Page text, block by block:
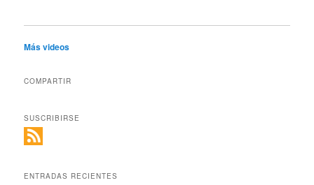
Más videos
COMPARTIR
SUSCRIBIRSE
ENTRADAS RECIENTES